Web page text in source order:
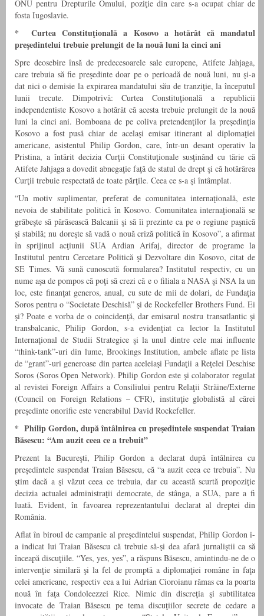
ONU pentru Drepturile Omului, poziţie din care s-a ocupat chiar de
fosta Iugoslavie.
* Curtea Constituţională a Kosovo a hotărât că mandatul
preşedintelui trebuie prelungit de la nouă luni la cinci ani
Spre deosebire însă de predecesoarele sale europene, Atifete Jahjaga,
care trebuia să fie preşedinte doar pe o perioadă de nouă luni, nu şi-a
dat nici o demisie la expirarea mandatului său de tranziţie, la începutul
lunii trecute. Dimpotrivă: Curtea Constituţională a republicii
independentiste Kosovo a hotărât că acesta trebuie prelungit de la nouă
luni la cinci ani. Bomboana de pe coliva pretendenţilor la preşedinţia
Kosovo a fost pusă chiar de acelaşi emisar itinerant al diplomaţiei
americane, asistentul Philip Gordon, care, într-un desant operativ la
Pristina, a întărit decizia Curţii Constituţionale susţinând cu tărie că
Atifete Jahjaga a dovedit abnegaţie faţă de statul de drept şi că hotărârea
Curţii trebuie respectată de toate părţile. Ceea ce s-a şi întâmplat.
“Un motiv suplimentar, preferat de comunitatea internaţională, este
nevoia de stabilitate politică în Kosovo. Comunitatea internaţională se
grăbeşte să părăsească Balcanii şi să îi prezinte ca pe o regiune paşnică
şi stabilă; nu doreşte să vadă o nouă criză politică în Kosovo”, a afirmat
în sprijinul acţiunii SUA Ardian Arifaj, director de programe la
Institutul pentru Cercetare Politică şi Dezvoltare din Kosovo, citat de
SE Times. Vă sună cunoscută formularea? Institutul respectiv, cu un
nume aşa de pompos că poţi să crezi că e o filiala a NASA şi NSA la un
loc, este finanţat generos, anual, cu sute de mii de dolari, de Fundaţia
Soros pentru o “Societate Deschisă” şi de Rockefeller Brothers Fund. Ei
şi? Poate e vorba de o coincidenţă, dar emisarul nostru transatlantic şi
transbalcanic, Philip Gordon, s-a evidenţiat ca lector la Institutul
Internaţional de Studii Strategice şi la unul dintre cele mai influente
“think-tank”-uri din lume, Brookings Institution, ambele aflate pe lista
de “grant”-uri generoase din partea aceleiaşi Fundaţii a Reţelei Deschise
Soros (Soros Open Network). Philip Gordon este şi colaborator regulat
al revistei Foreign Affairs a Consiliului pentru Relaţii Străine/Externe
(Council on Foreign Relations – CFR), instituţie globalistă al cărei
preşedinte onorific este venerabilul David Rockefeller.
* Philip Gordon, după întâlnirea cu preşedintele suspendat Traian
Băsescu: “Am auzit ceea ce a trebuit”
Prezent la Bucureşti, Philip Gordon a declarat după întâlnirea cu
preşedintele suspendat Traian Băsescu, că “a auzit ceea ce trebuia”. Nu
ştim dacă a şi văzut ceea ce trebuia, dar cu această scurtă propoziţie
decizia actualei administraţii democrate, de stânga, a SUA, pare a fi
luată. Evident, în favoarea reprezentantului declarat al dreptei din
România.
Aflat în biroul de campanie al preşedintelui suspendat, Philip Gordon i-
a indicat lui Traian Băsescu că trebuie să-şi dea afară jurnaliştii ca să
înceapă discuţiile. “Yes, yes, yes”, a răspuns Băsescu, amintindu-ne de o
intervenţie similară şi la fel de promptă a diplomaţiei române în faţa
celei americane, respectiv cea a lui Adrian Cioroianu rămas ca la poarta
nouă în faţa Condoleezzei Rice. Nimic din discreţia şi subtilitatea
invocate de Traian Băsescu pe tema discuţiilor secrete de cedare a